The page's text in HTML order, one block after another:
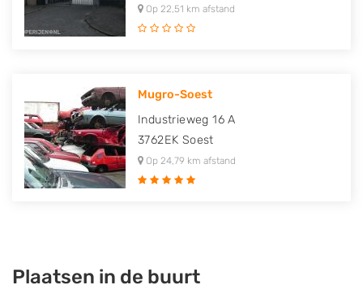
Op 22,51 km afstand
Mugro-Soest
Industrieweg 16 A
3762EK Soest
Op 24,79 km afstand
Plaatsen in de buurt